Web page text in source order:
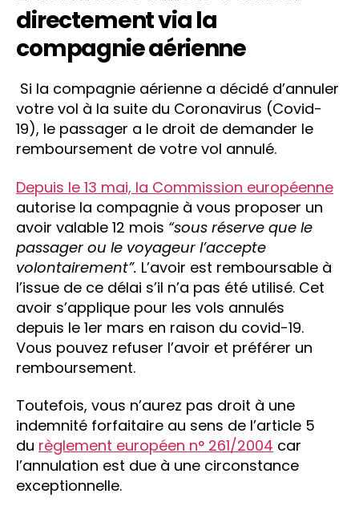
directement via la
compagnie aérienne
Si la compagnie aérienne a décidé d’annuler
votre vol à la suite du Coronavirus (Covid-
19), le passager a le droit de demander le
remboursement de votre vol annulé.
Depuis le 13 mai, la Commission européenne
autorise la compagnie à vous proposer un
avoir valable 12 mois “sous réserve que le
passager ou le voyageur l’accepte
volontairement”. L’avoir est remboursable à
l’issue de ce délai s’il n’a pas été utilisé. Cet
avoir s’applique pour les vols annulés
depuis le 1er mars en raison du covid-19.
Vous pouvez refuser l’avoir et préférer un
remboursement.
Toutefois, vous n’aurez pas droit à une
indemnité forfaitaire au sens de l’article 5
du règlement européen n° 261/2004 car
l’annulation est due à une circonstance
exceptionnelle.